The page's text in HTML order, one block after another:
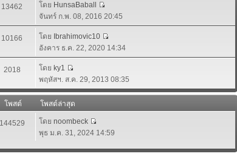
13462 โดย HunsaBaball
จันทร์ ก.พ. 08, 2016 20:45
10166 โดย Ibrahimovic10
อังคาร ธ.ค. 22, 2020 14:34
2018 โดย ky1
พฤหัสฯ. ส.ค. 29, 2013 08:35
โพสต์
โพสต์ล่าสุด
144529 โดย noombeck
พุธ ม.ค. 31, 2024 14:59